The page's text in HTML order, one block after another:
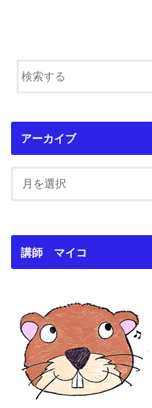
アーカイブ
講師 マイコ